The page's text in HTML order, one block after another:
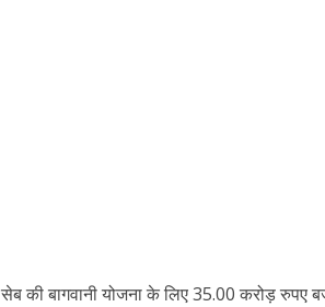
की बागवानी योजना के लिए 35.00 करोड़ रुपए